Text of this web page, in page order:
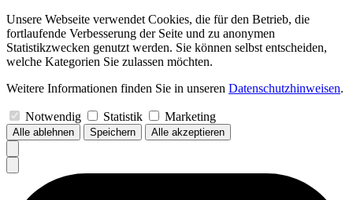
Unsere Webseite verwendet Cookies, die für den Betrieb, die
fortlaufende Verbesserung der Seite und zu anonymen
Statistikzwecken genutzt werden. Sie können selbst entscheiden,
welche Kategorien Sie zulassen möchten.
Weitere Informationen finden Sie in unseren Datenschutzhinweisen.
Notwendig Statistik Marketing
Alle ablehnen Speichern Alle akzeptieren